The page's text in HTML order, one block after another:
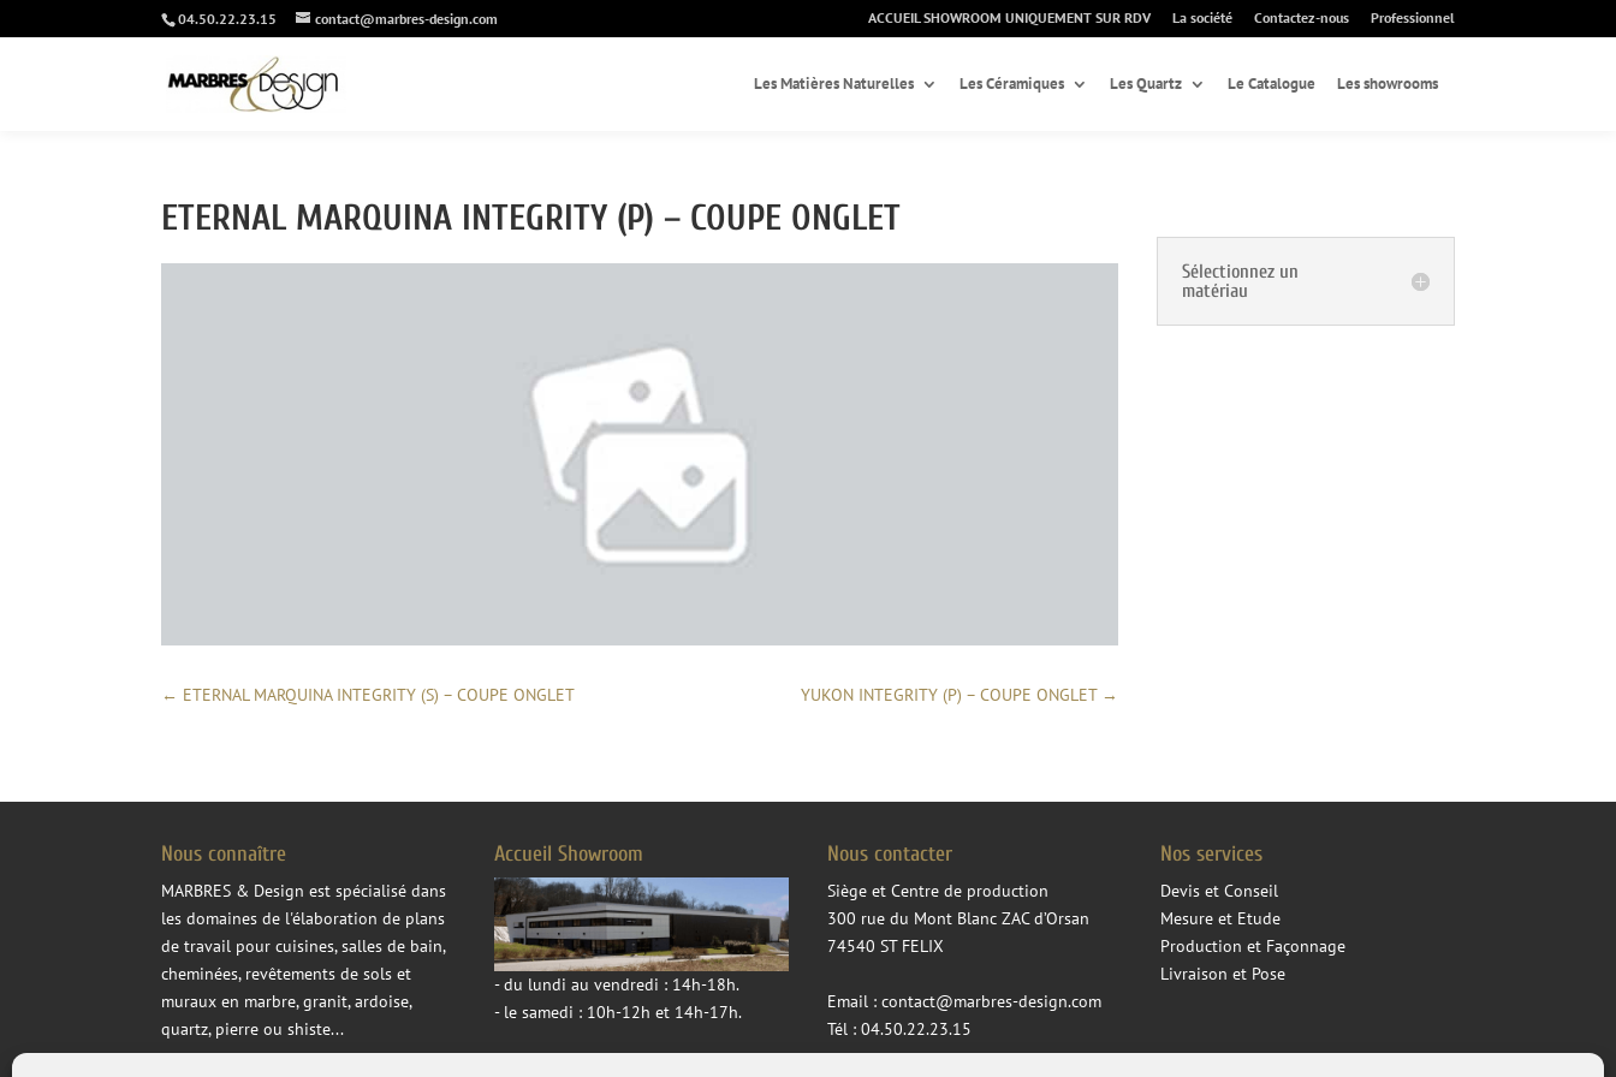
04.50.22.23.15 contact@marbres-design.com ACCUEIL SHOWROOM UNIQUEMENT SUR RDV La société Contactez-nous Professionnel
Les Matières Naturelles Les Céramiques Les Quartz Le Catalogue Les showrooms
ETERNAL MARQUINA INTEGRITY (P) – COUPE ONGLET
← ETERNAL MARQUINA INTEGRITY (S) – COUPE ONGLET YUKON INTEGRITY (P) – COUPE ONGLET →
Sélectionnez un
matériau
Nous connaître
MARBRES & Design est spécialisé dans
les domaines de l'élaboration de plans
de travail pour cuisines, salles de bain,
cheminées, revêtements de sols et
muraux en marbre, granit, ardoise,
quartz, pierre ou shiste...
Accueil Showroom
- du lundi au vendredi : 14h-18h.
- le samedi : 10h-12h et 14h-17h.
Nous contacter
Siège et Centre de production
300 rue du Mont Blanc ZAC d’Orsan
74540 ST FELIX
Email :contact@marbres-design.com
Tél : 04.50.22.23.15
Nos services
Devis et Conseil
Mesure et Etude
Production et Façonnage
Livraison et Pose